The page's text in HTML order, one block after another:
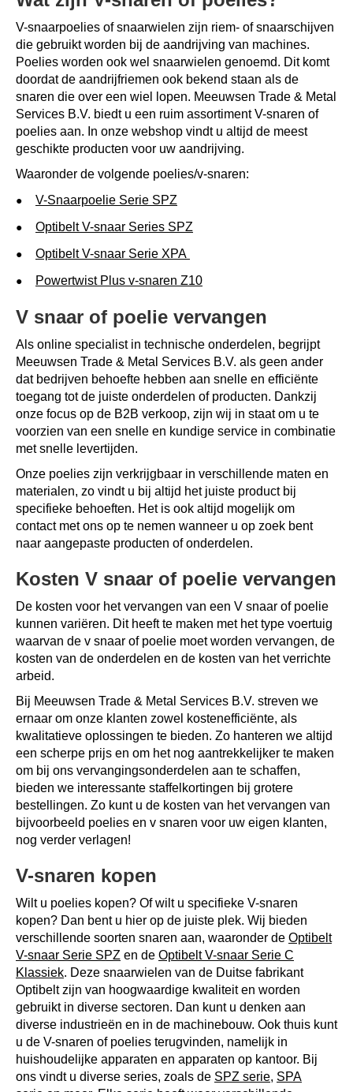
V-snaarpoelies of snaarwielen zijn riem- of snaarschijven
die gebruikt worden bij de aandrijving van machines.
Poelies worden ook wel snaarwielen genoemd. Dit komt
doordat de aandrijfriemen ook bekend staan als de
snaren die over een wiel lopen. Meeuwsen Trade & Metal
Services B.V. biedt u een ruim assortiment V-snaren of
poelies aan. In onze webshop vindt u altijd de meest
geschikte producten voor uw aandrijving.
Waaronder de volgende poelies/v-snaren:
V-Snaarpoelie Serie SPZ
Optibelt V-snaar Series SPZ
Optibelt V-snaar Serie XPA
Powertwist Plus v-snaren Z10
V snaar of poelie vervangen
Als online specialist in technische onderdelen, begrijpt
Meeuwsen Trade & Metal Services B.V. als geen ander
dat bedrijven behoefte hebben aan snelle en efficiënte
toegang tot de juiste onderdelen of producten. Dankzij
onze focus op de B2B verkoop, zijn wij in staat om u te
voorzien van een snelle en kundige service in combinatie
met snelle levertijden.
Onze poelies zijn verkrijgbaar in verschillende maten en
materialen, zo vindt u bij altijd het juiste product bij
specifieke behoeften. Het is ook altijd mogelijk om
contact met ons op te nemen wanneer u op zoek bent
naar aangepaste producten of onderdelen.
Kosten V snaar of poelie vervangen
De kosten voor het vervangen van een V snaar of poelie
kunnen variëren. Dit heeft te maken met het type voertuig
waarvan de v snaar of poelie moet worden vervangen, de
kosten van de onderdelen en de kosten van het verrichte
arbeid.
Bij Meeuwsen Trade & Metal Services B.V. streven we
ernaar om onze klanten zowel kostenefficiënte, als
kwalitatieve oplossingen te bieden. Zo hanteren we altijd
een scherpe prijs en om het nog aantrekkelijker te maken
om bij ons vervangingsonderdelen aan te schaffen,
bieden we interessante staffelkortingen bij grotere
bestellingen. Zo kunt u de kosten van het vervangen van
bijvoorbeeld poelies en v snaren voor uw eigen klanten,
nog verder verlagen!
V-snaren kopen
Wilt u poelies kopen? Of wilt u specifieke V-snaren
kopen? Dan bent u hier op de juiste plek. Wij bieden
verschillende soorten snaren aan, waaronder de Optibelt
V-snaar Serie SPZ en de Optibelt V-snaar Serie C
Klassiek. Deze snaarwielen van de Duitse fabrikant
Optibelt zijn van hoogwaardige kwaliteit en worden
gebruikt in diverse sectoren. Dan kunt u denken aan
diverse industrieën en in de machinebouw. Ook thuis kunt
u de V-snaren of poelies terugvinden, namelijk in
huishoudelijke apparaten en apparaten op kantoor. Bij
ons vindt u diverse series, zoals de SPZ serie, SPA